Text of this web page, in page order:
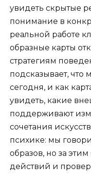
увидеть скрытые
понимание в
реальной работе
образные карты
стратегиям
подсказывает, что
сегодня, и как
увидеть, какие
поддерживают
сочетания
психике: мы
образов, но за
действий и